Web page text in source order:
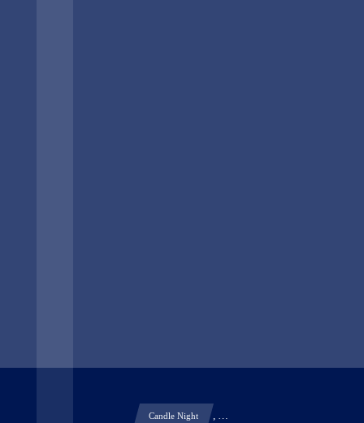
Candle Night , …